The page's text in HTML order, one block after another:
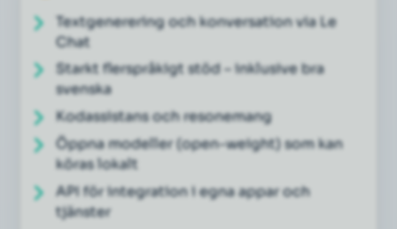
Textgenerering och konversation via Le
Chat
Starkt flerspråkigt stöd – inklusive bra
svenska
Kodassistans och resonemang
Öppna modeller (open-weight) som kan
köras lokalt
API för integration i egna appar och
tjänster